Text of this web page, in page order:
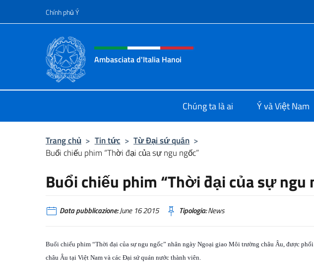
Chuyến đến nội dung
Chính phủ Ý
Header, social and menu of site
Ambasciata d'Italia Hanoi
Chúng ta là ai Ý và Việt Nam
Trang chủ > Tin tức > Từ Đại sứ quán >
Buổi chiếu phim “Thời đại của sự ngu ngốc”
Buổi chiếu phim “Thời đại của sự ngu
Data pubblicazione:June 16 2015 Tipologia:News
Buổi chiếu phim “Thời đại của sự ngu ngốc” nhân ngày Ngoại giao Môi trường châu Âu, được
châu Âu tại Việt Nam và các Đại sứ quán nước thành viên.